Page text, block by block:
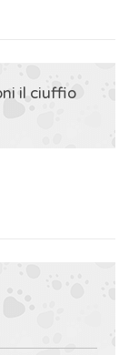
il ciuffio